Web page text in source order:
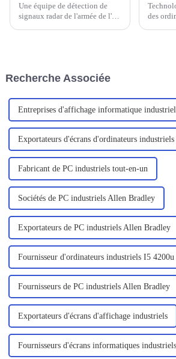
Une équipe de détection de
signaux radar de l'armée de l'air
des
site, un...
Recherche Associée
Entreprises d'affichage informatique industriel
Exportateurs d'écrans d'ordinateurs industriels
Fabricant de PC industriels tout-en-un
Sociétés de PC industriels Allen Bradley
Exportateurs de PC industriels Allen Bradley
Fournisseur d'ordinateurs industriels I5 4200u
Fournisseurs de PC industriels Allen Bradley
Exportateurs d'écrans d'affichage industriels
Fournisseurs d'écrans informatiques industriels